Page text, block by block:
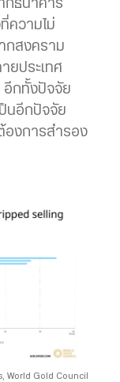
กธนาคาร
ความไม่
กสงคราม
ยประเทศ
กทั้งปัจจัย
นอีกปัจจัย
องการสำรอง
World Gold Council